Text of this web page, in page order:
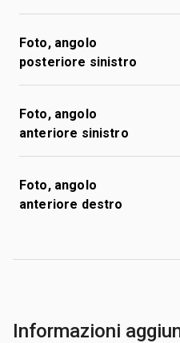
Foto, angolo
posteriore sinistro
Foto, angolo
anteriore sinistro
Foto, angolo
anteriore destro
Informazioni